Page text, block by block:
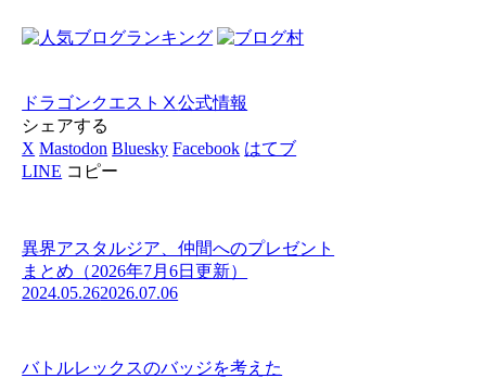
ドラゴンクエストⅩ公式情報
シェアする
X Mastodon Bluesky Facebook はてブ
LINE コピー
異界アスタルジア、仲間へのプレゼント
まとめ（2026年7月6日更新）
2024.05.262026.07.06
バトルレックスのバッジを考えた